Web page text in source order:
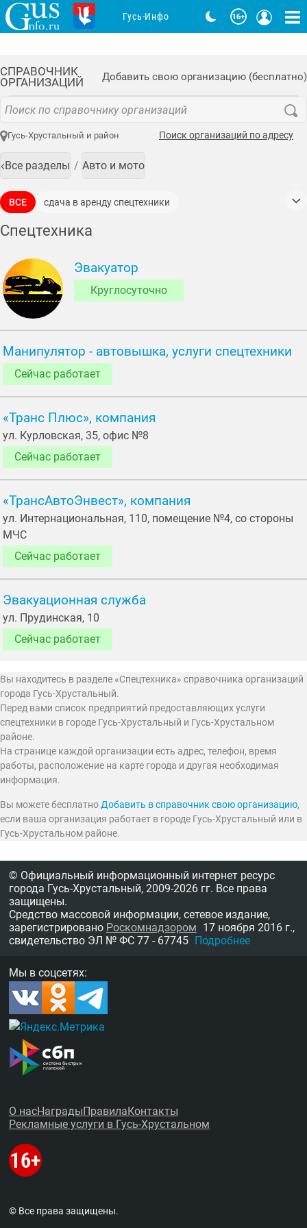
СПРАВОЧНИК
ОРГАНИЗАЦИЙ
Добавить свою организацию (бесплатно)
Гусь-Хрустальный и район Поиск организаций по адресу
Все разделы Авто и мото
ВСЕ
сдача в аренду спецтехники
услуги автовышки
Спецтехника
Эвакуатор
Круглосуточно
Манипулятор - автовышка, услуги спецтехники
Сейчас работает
«Транс Плюс», компания
ул. Курловская, 35, офис №8
Сейчас работает
«ТрансАвтоЭнвест», компания
ул. Интернациональная, 110, помещение №4, со стороны
МЧС
Сейчас работает
Эвакуационная служба
ул. Прудинская, 10
Сейчас работает
Вы находитесь в разделе «Спецтехника» справочника организаций
города Гусь-Хрустальный.
Перед вами список предприятий предоставляющих услуги
спецтехники в городе Гусь-Хрустальный и Гусь-Хрустальном
районе.
На странице каждой организации есть адрес, телефон, время
работы, расположение на карте города и другая необходимая
информация.
Вы можете бесплатноДобавить в справочник свою организацию,
если ваша организация работает в городе Гусь-Хрустальный или в
Гусь-Хрустальном районе.
Гусь-Инфо
© Официальный информационный интернет ресурс
города Гусь-Хрустальный, 2009-2026 гг. Все права
защищены.
Средство массовой информации, сетевое издание,
зарегистрировано Роскомнадзором 17 ноября 2016 г.,
свидетельство ЭЛ № ФС 77 - 67745 Подробнее
Мы в соцсетях:
О насНаградыПравилаКонтакты
Рекламные услуги в Гусь-Хрустальном
© Все права защищены.